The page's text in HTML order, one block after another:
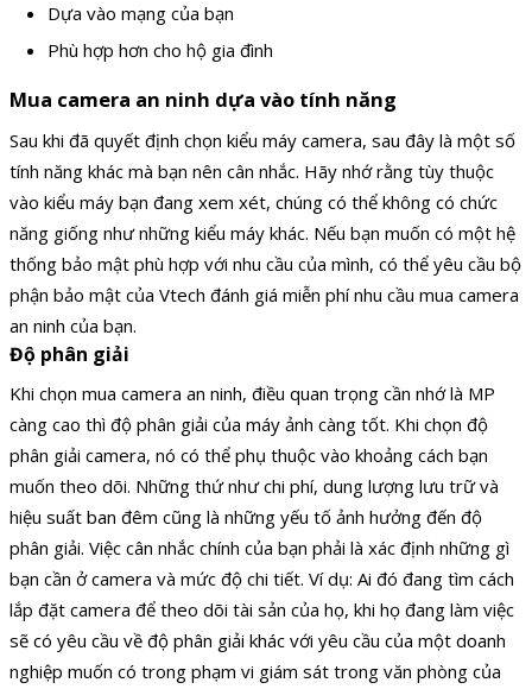
Dựa vào mạng của bạn
Phù hợp hơn cho hộ gia đình
Mua camera an ninh dựa vào tính năng
Sau khi đã quyết định chọn kiểu máy camera, sau đây là một số
tính năng khác mà bạn nên cân nhắc. Hãy nhớ rằng tùy thuộc
vào kiểu máy bạn đang xem xét, chúng có thể không có chức
năng giống như những kiểu máy khác. Nếu bạn muốn có một hệ
thống bảo mật phù hợp với nhu cầu của mình, có thể yêu cầu bộ
phận bảo mật của Vtech đánh giá miễn phí nhu cầu mua camera
an ninh của bạn.
Độ phân giải
Khi chọn mua camera an ninh, điều quan trọng cần nhớ là MP
càng cao thì độ phân giải của máy ảnh càng tốt. Khi chọn độ
phân giải camera, nó có thể phụ thuộc vào khoảng cách bạn
muốn theo dõi. Những thứ như chi phí, dung lượng lưu trữ và
hiệu suất ban đêm cũng là những yếu tố ảnh hưởng đến độ
phân giải. Việc cân nhắc chính của bạn phải là xác định những gì
bạn cần ở camera và mức độ chi tiết. Ví dụ: Ai đó đang tìm cách
lắp đặt camera để theo dõi tài sản của họ, khi họ đang làm việc
sẽ có yêu cầu về độ phân giải khác với yêu cầu của một doanh
nghiệp muốn có trong phạm vi giám sát trong văn phòng của